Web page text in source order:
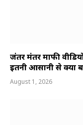
जंतर मंतर माफी
इतनी आसानी से क्यों
August 1, 2026